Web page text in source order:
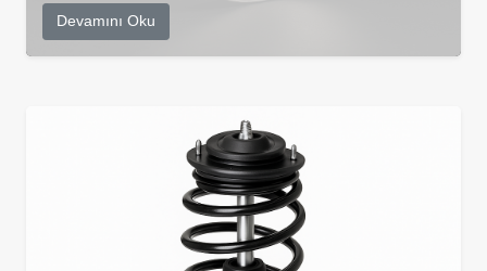
Devamını Oku